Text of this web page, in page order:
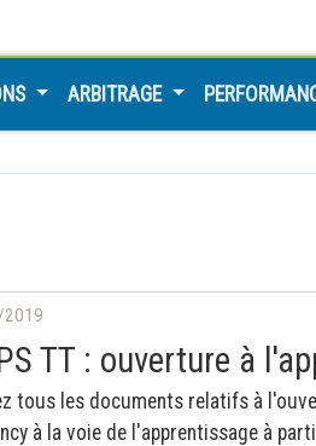
ARBITRAGE
TT : ouverture à
tous les documents relatifs à
à la voie de l'apprentissage à